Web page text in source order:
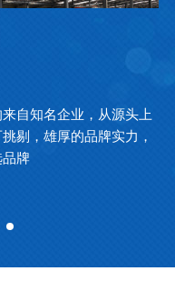
自知名企业，从源头上
剔，雄厚的品牌实力，
牌